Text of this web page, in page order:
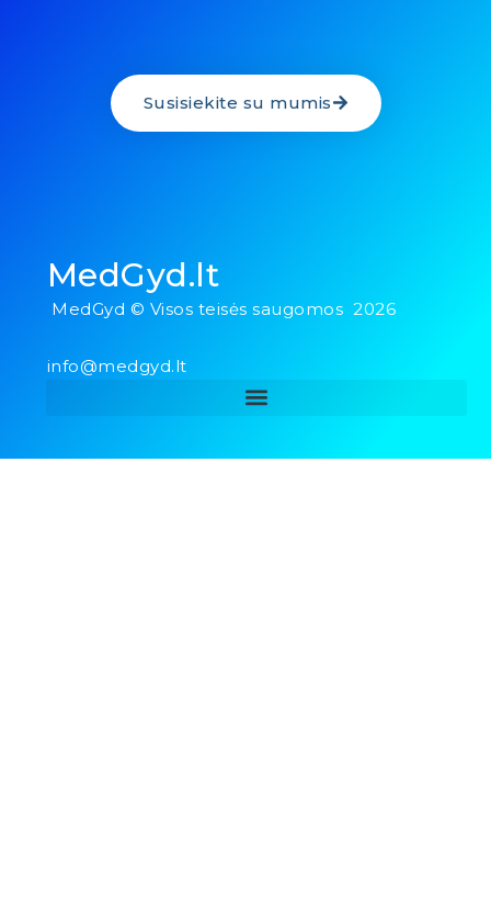
Susisiekite su mumis
MedGyd.lt
MedGyd © Visos teisės saugomos 2026
info@medgyd.lt